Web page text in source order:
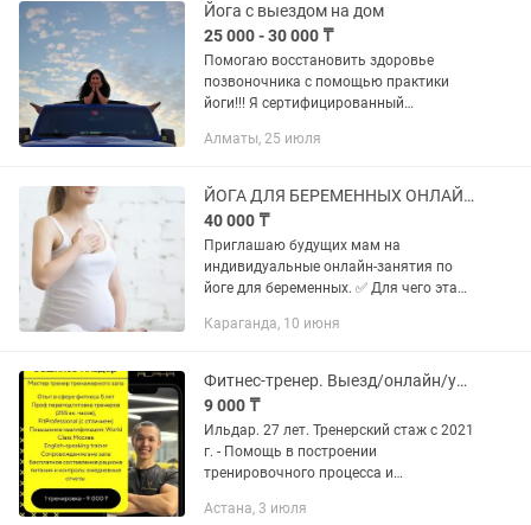
Йога с выездом на дом
25 000 - 30 000 ₸
Помогаю восстановить здоровье
позвоночника с помощью практики
йоги!!! Я сертифицированный
медитаций. Преподаю йогу с 2019
Саудовской...
Алматы, 25 июля
ЙОГА ДЛЯ БЕРЕМЕННЫХ ОНЛАЙН
40 000 ₸
Приглашаю будущих мам на
индивидуальные онлайн-занятия по
йоге для беременных. ✅ Для чего эта
тазу; •улучшает сон и общее
Караганда, 10 июня
Фитнес-тренер. Выезд/онлайн/улица. Программы тренировок
9 000 ₸
Ильдар. 27 лет. Тренерский стаж с 2021
г. - Помощь в построении
тренировочного процесса и
наращивания мышечной и снижение
Астана, 3 июля